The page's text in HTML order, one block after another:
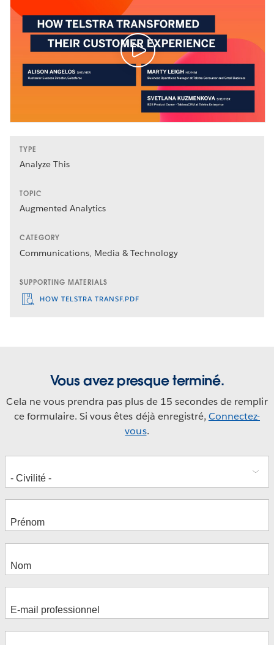
TYPE
Analyze This
TOPIC
Augmented Analytics
CATEGORY
Communications, Media & Technology
SUPPORTING MATERIALS
HOW TELSTRA TRANSF.PDF
Vous avez presque terminé.
Cela ne vous prendra pas plus de 15 secondes de remplir
ce formulaire. Si vous êtes déjà enregistré, Connectez-
vous.